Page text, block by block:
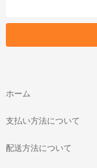
ホーム
支払い方法について
配送方法について